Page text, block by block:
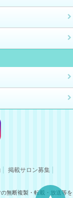
掲載サロン募集
無断複製・転載・放送等を
▲